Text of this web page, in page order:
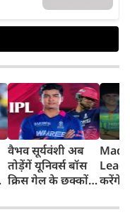
वैभव सूर्यवंशी अब
तोड़ेंगें यूनिवर्स बॉस
क्रिस गेल के छक्कों
करेंगे
टीम में